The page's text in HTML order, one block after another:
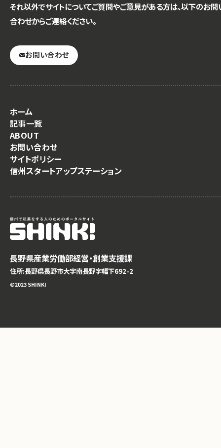
それ以外でサイトについてご質問やご意見がある方は、以下のお問
合わせからご連絡ください。
お問い合わせ
長野県産業労働部経営・創業支援課
住所:長野県長野市大字南長野字幅下692-2
©️2023 SHINKI
ホーム
記事一覧
ABOUT
お問い合わせ
サイトポリシー
信州スタートアップステーション